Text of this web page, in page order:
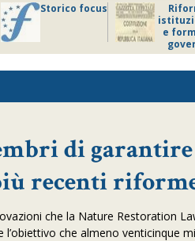
Storico focus
e
di
recenti
che la Nature Restoration
che almeno venticinque